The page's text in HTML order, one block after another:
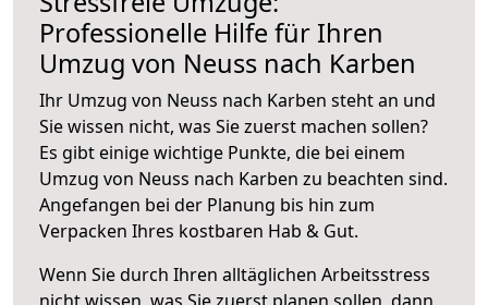
Professionelle Hilfe für Ihren
Umzug von Neuss nach Karben
Ihr Umzug von Neuss nach Karben steht an und
Sie wissen nicht, was Sie zuerst machen sollen?
Es gibt einige wichtige Punkte, die bei einem
Umzug von Neuss nach Karben zu beachten sind.
Angefangen bei der Planung bis hin zum
Verpacken Ihres kostbaren Hab & Gut.
Wenn Sie durch Ihren alltäglichen Arbeitsstress